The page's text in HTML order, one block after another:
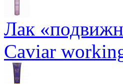
Лак
Caviar